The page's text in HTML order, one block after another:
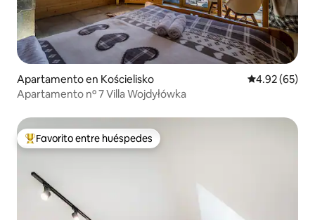
Apartamento en Kościelisko Calificación
4.92 (65)
Apartamento nº 7 Villa Wojdyłówka
Favorito entre huéspedes preferido
Favorito entre huéspedes